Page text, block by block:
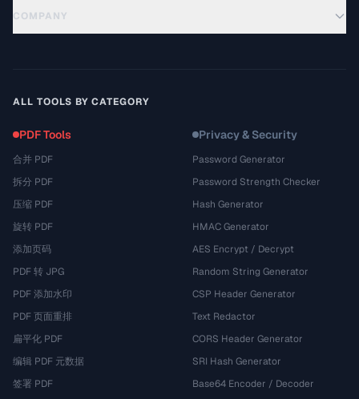
COMPANY
ALL TOOLS BY CATEGORY
PDF Tools
合并 PDF
拆分 PDF
压缩 PDF
旋转 PDF
添加页码
PDF 转 JPG
PDF 添加水印
PDF 页面重排
扁平化 PDF
编辑 PDF 元数据
签署 PDF
Privacy & Security
Password Generator
Password Strength Checker
Hash Generator
HMAC Generator
AES Encrypt / Decrypt
Random String Generator
CSP Header Generator
Text Redactor
CORS Header Generator
SRI Hash Generator
Base64 Encoder / Decoder